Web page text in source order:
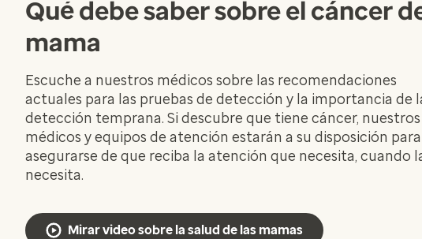
Qué debe saber sobre el cáncer
mama
Escuche a nuestros médicos sobre las recomendaciones
actuales para las pruebas de detección y la importancia de
detección temprana. Si descubre que tiene cáncer, nuestros
médicos y equipos de atención estarán a su disposición para
asegurarse de que reciba la atención que necesita, cuando
necesita.
Mirar video sobre la salud de las mamas